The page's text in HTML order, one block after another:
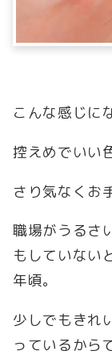
こんな感じに
控えめでいい
さり気なくお
職場がうるさ
もしていない
年頃。
少しでもきれ
っているから